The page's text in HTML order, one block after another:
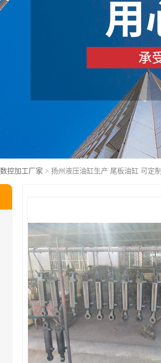
数控加工厂家 > 扬州液压油缸生产 尾板油缸 可定制